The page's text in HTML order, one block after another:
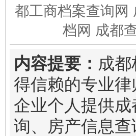
都工商档案查询网
档网 成都
内容提要： 成
得信赖的专业
企业个人提供
询、房产信息